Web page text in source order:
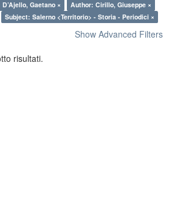
Gaetano ×
Author: Cirillo, Giuseppe ×
Subject: Salerno <Territorio> - Storia - Periodici ×
Show Advanced Filters
risultati.